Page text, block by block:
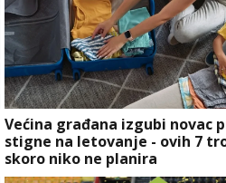
Većina građana izgubi novac
stigne na letovanje - ovih 7
skoro niko ne planira